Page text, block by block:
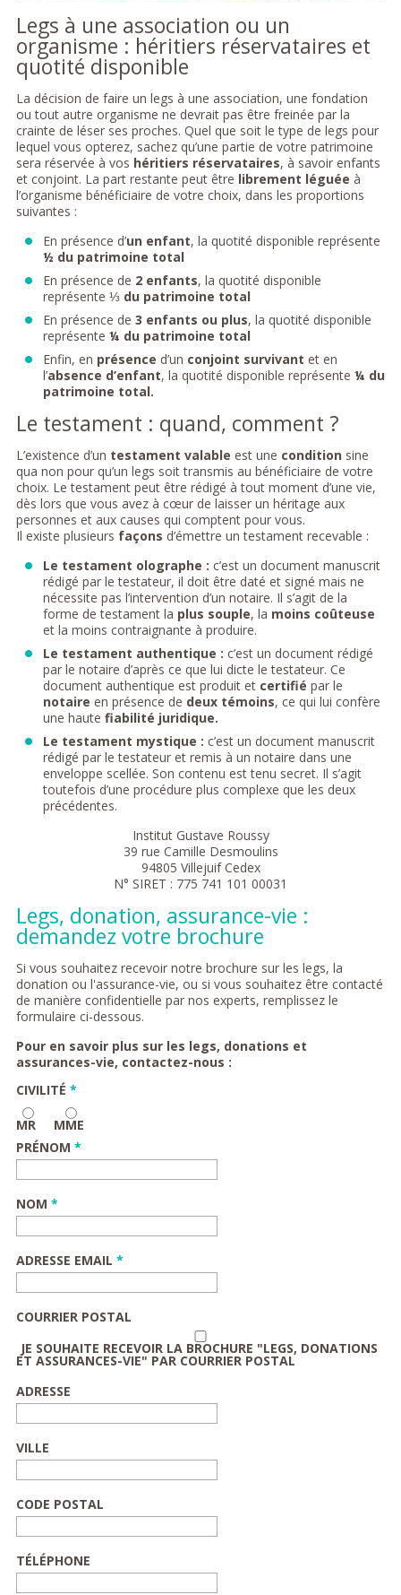
Legs à une association ou un
organisme : héritiers réservataires et
quotité disponible
La décision de faire un legs à une association, une fondation
ou tout autre organisme ne devrait pas être freinée par la
crainte de léser ses proches. Quel que soit le type de legs pour
lequel vous opterez, sachez qu’une partie de votre patrimoine
sera réservée à vos héritiers réservataires, à savoir enfants
et conjoint. La part restante peut être librement léguée à
l’organisme bénéficiaire de votre choix, dans les proportions
suivantes :
En présence d’un enfant, la quotité disponible représente
½ du patrimoine total
En présence de 2 enfants, la quotité disponible
représente ⅓ du patrimoine total
En présence de 3 enfants ou plus, la quotité disponible
représente ¼ du patrimoine total
Enfin, en présence d’un conjoint survivant et en
l’absence d’enfant, la quotité disponible représente ¼ du
patrimoine total.
Le testament : quand, comment ?
L’existence d’un testament valable est une condition sine
qua non pour qu’un legs soit transmis au bénéficiaire de votre
choix. Le testament peut être rédigé à tout moment d’une vie,
dès lors que vous avez à cœur de laisser un héritage aux
personnes et aux causes qui comptent pour vous.
Il existe plusieurs façons d’émettre un testament recevable :
Le testament olographe : c’est un document manuscrit
rédigé par le testateur, il doit être daté et signé mais ne
nécessite pas l’intervention d’un notaire. Il s’agit de la
forme de testament la plus souple, la moins coûteuse
et la moins contraignante à produire.
Le testament authentique : c’est un document rédigé
par le notaire d’après ce que lui dicte le testateur. Ce
document authentique est produit et certifié par le
notaire en présence de deux témoins, ce qui lui confère
une haute fiabilité juridique.
Le testament mystique : c’est un document manuscrit
rédigé par le testateur et remis à un notaire dans une
enveloppe scellée. Son contenu est tenu secret. Il s’agit
toutefois d’une procédure plus complexe que les deux
précédentes.
Institut Gustave Roussy
39 rue Camille Desmoulins
94805 Villejuif Cedex
N° SIRET : 775 741 101 00031
Legs, donation, assurance-vie :
demandez votre brochure
Si vous souhaitez recevoir notre brochure sur les legs, la
donation ou l'assurance-vie, ou si vous souhaitez être contacté
de manière confidentielle par nos experts, remplissez le
formulaire ci-dessous.
Pour en savoir plus sur les legs, donations et
assurances-vie, contactez-nous :
CIVILITÉ *
MR
MME
PRÉNOM *
NOM *
ADRESSE EMAIL *
COURRIER POSTAL
JE SOUHAITE RECEVOIR LA BROCHURE "LEGS, DONATIONS
ET ASSURANCES-VIE" PAR COURRIER POSTAL
ADRESSE
VILLE
CODE POSTAL
TÉLÉPHONE